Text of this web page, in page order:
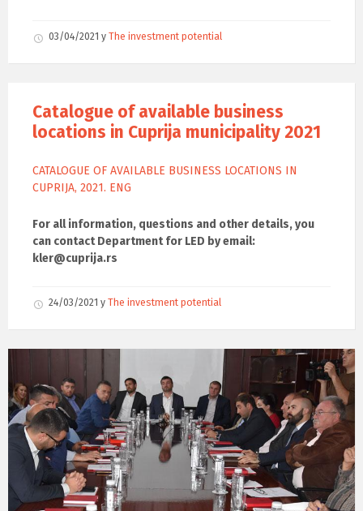
03/04/2021 у The investment potential
Catalogue of available business
locations in Cuprija municipality 2021
CATALOGUE OF AVAILABLE BUSINESS LOCATIONS IN
CUPRIJA, 2021. ENG
For all information, questions and other details, you
can contact Department for LED by email:
kler@cuprija.rs
24/03/2021 у The investment potential